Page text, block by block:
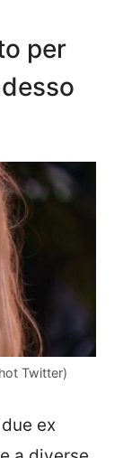
per
Twitter)
ex